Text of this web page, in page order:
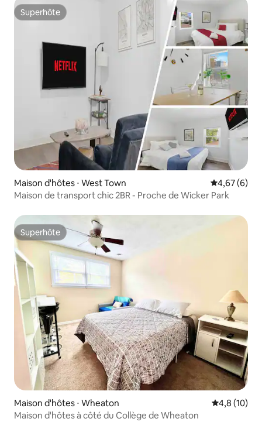
Superhôte
Superhôte
Maison d'hôtes ⋅ West Town Évaluation
4,67 (6)
Maison de transport chic 2BR - Proche de Wicker Park
Superhôte
Superhôte
Maison d'hôtes ⋅ Wheaton Évaluation
4,8 (10)
Maison d'hôtes à côté du Collège de Wheaton